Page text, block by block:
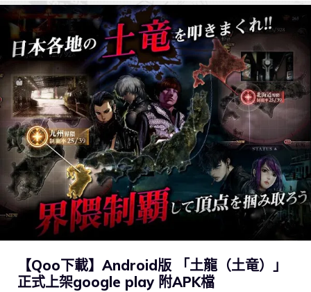
【Qoo下載】Android版 「土龍（土竜）」
正式上架google play 附APK檔